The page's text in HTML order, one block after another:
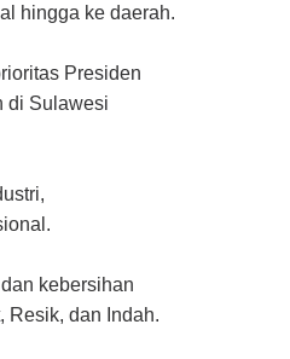
hingga ke daerah.
Presiden
di Sulawesi
kebersihan
Resik, dan Indah.